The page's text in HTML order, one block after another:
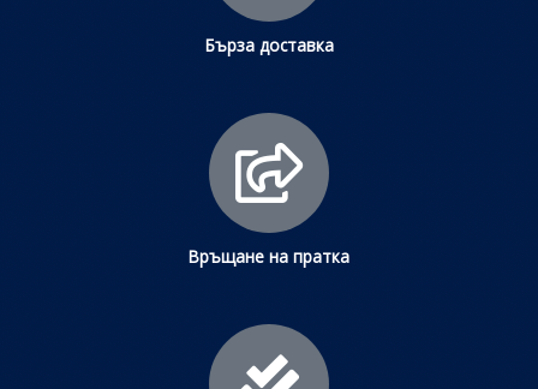
Бърза доставка
Връщане на пратка